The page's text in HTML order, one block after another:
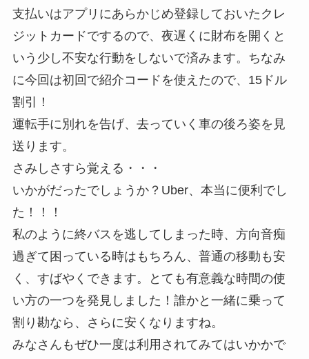
支払いはアプリにあらかじめ登録しておいたクレ
ジットカードでするので、夜遅くに財布を開くと
いう少し不安な行動をしないで済みます。ちなみ
に今回は初回で紹介コードを使えたので、15ドル
割引！
運転手に別れを告げ、去っていく車の後ろ姿を見
送ります。
さみしさすら覚える・・・
いかがだったでしょうか？Uber、本当に便利でし
た！！！
私のように終バスを逃してしまった時、方向音痴
過ぎて困っている時はもちろん、普通の移動も安
く、すばやくできます。とても有意義な時間の使
い方の一つを発見しました！誰かと一緒に乗って
割り勘なら、さらに安くなりますね。
みなさんもぜひ一度は利用されてみてはいかかで